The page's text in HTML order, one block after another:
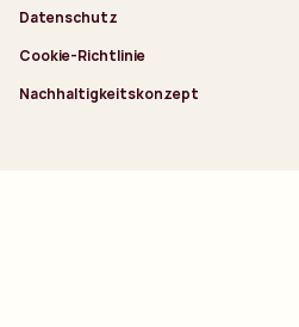
Datenschutz
Cookie-Richtlinie
Nachhaltigkeitskonzept